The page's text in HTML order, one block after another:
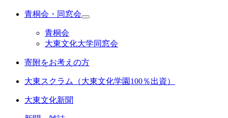
青桐会・同窓会
青桐会
大東文化大学同窓会
寄附をお考えの方
大東スクラム（大東文化学園100％出資）
大東文化新聞